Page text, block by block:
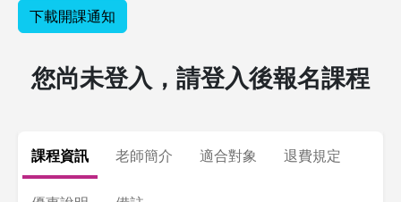
下載開課通知
您尚未登入，請登入後報名課程
課程資訊 老師簡介 適合對象 退費規定